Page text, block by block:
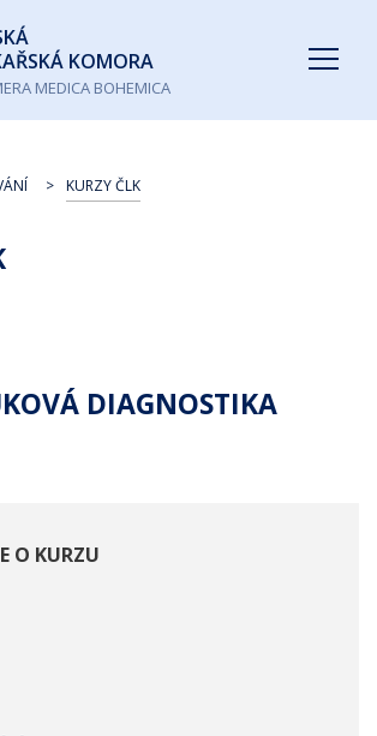
KOMORA
MEDICA BOHEMICA
KURZY ČLK
DIAGNOSTIKA
O KURZU